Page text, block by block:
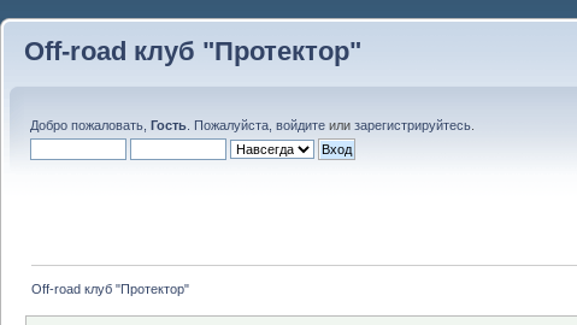
Off-road клуб "Протектор"
Добро пожаловать, Гость . Пожалуйста, войдите или зарегистрируйтесь
Off-road клуб "Протектор"